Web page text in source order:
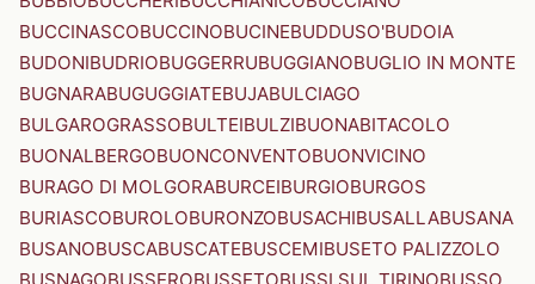
BUCCINASCOBUCCINOBUCINEBUDDUSO'BUDOIA
BUDONIBUDRIOBUGGERRUBUGGIANOBUGLIO IN MONTE
BUGNARABUGUGGIATEBUJABULCIAGO
BULGAROGRASSOBULTEIBULZIBUONABITACOLO
BUONALBERGOBUONCONVENTOBUONVICINO
BURAGO DI MOLGORABURCEIBURGIOBURGOS
BURIASCOBUROLOBURONZOBUSACHIBUSALLABUSANA
BUSANOBUSCABUSCATEBUSCEMIBUSETO PALIZZOLO